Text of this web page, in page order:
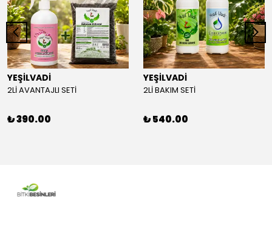
YEŞİLVADİ
2Lİ AVANTAJLI SETİ
₺ 390.00
YEŞİLVADİ
2Lİ BAKIM SETİ
₺ 540.00